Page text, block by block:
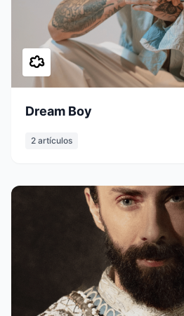
Dream Boy
2 artículos